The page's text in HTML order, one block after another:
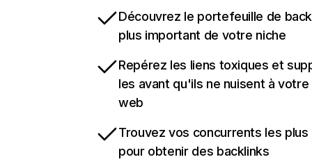
Découvrez le portefeuille de
plus important de votre niche
Repérez les liens toxiques et
les avant qu'ils ne nuisent à
web
Trouvez vos concurrents les
pour obtenir des backlinks